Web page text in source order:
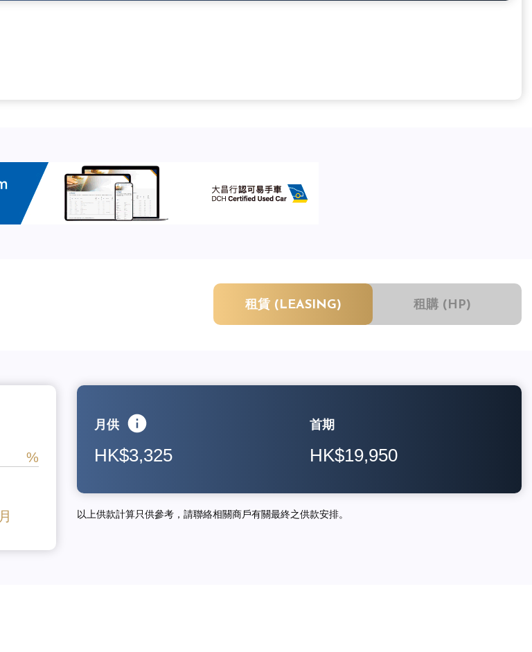
租賃 (LEASING) 租購 (HP)
月
月供
HK$3,325
首期
HK$19,950
以上供款計算只供參考，請聯絡相關商戶有關最終之供款安排。